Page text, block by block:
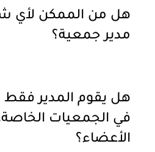
هل من الممكن لأي
مدير جمعية؟
هل يقوم المدير فقط
في الجمعيات
الأعضاء؟